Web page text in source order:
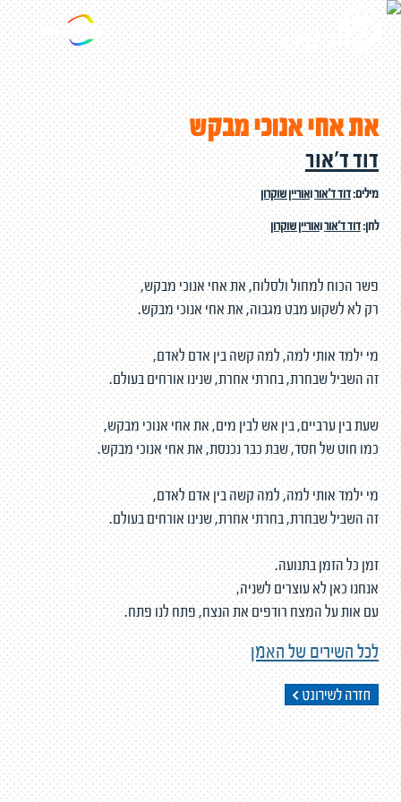
את אחי אנוכי מבקש
דוד ד'אור
מילים:דוד ד'אורואוריין שוקרון
לחן:דוד ד'אורואוריין שוקרון
פשר הכוח למחול ולסלוח, את אחי אנוכי מבקש,
רק לא לשקוע מבט מגבוה, את אחי אנוכי מבקש.
מי ילמד אותי למה, למה קשה בין אדם לאדם,
זה השביל שבחרת, בחרתי אחרת, שנינו אורחים בעולם.
שעת בין ערביים, בין אש לבין מים, את אחי אנוכי מבקש,
כמו חוט של חסד, שבת כבר נכנסת, את אחי אנוכי מבקש.
מי ילמד אותי למה, למה קשה בין אדם לאדם,
זה השביל שבחרת, בחרתי אחרת, שנינו אורחים בעולם.
זמן כל הזמן בתנועה.
אנחנו כאן לא עוצרים לשניה,
עם אות על המצח רודפים את הנצח, פתח לנו פתח.
לכל השירים של האמן